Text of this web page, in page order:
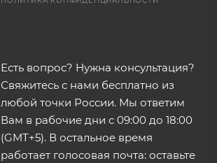
Есть вопрос? Нужна консультация?
Свяжитесь с нами бесплатно из
любой точки России. Мы ответим
Вам в рабочие дни с 09:00 до 18:00
(GMT+5). В остальное время
работает голосовая почта: оставьте